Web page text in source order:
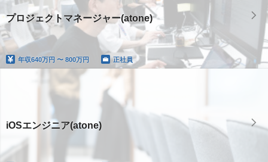
プロジェクトマネージャー(atone)
年収640万円 〜 800万円 正社員
iOSエンジニア(atone)